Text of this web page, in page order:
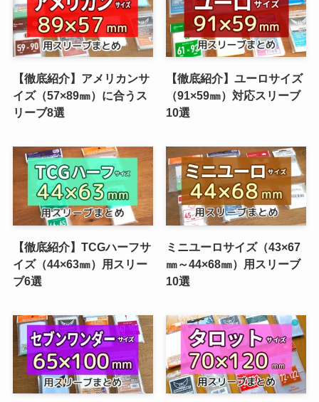
【徹底紹介】アメリカンサ
イズ（57×89㎜）に合うス
リーブ8選
【徹底紹介】ユーロサイズ
（91×59㎜）対応スリーブ
10選
【徹底紹介】TCGハーフサ
イズ（44×63㎜）用スリー
ブ6選
ミニユーロサイズ（43×67
㎜～44×68㎜）用スリーブ
10選